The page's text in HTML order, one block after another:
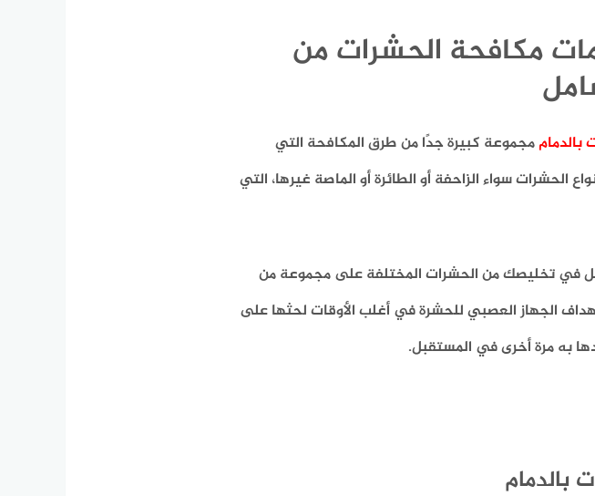
مكافحة الحشرات من
مجموعة كبيرة جدًا من طرق المكافحة التي
سواء الزاحفة أو الطائرة أو الماصة غيرها، التي
في تخليصك من الحشرات المختلفة على مجموعة من
الجهاز العصبي للحشرة في أغلب الأوقات لحثها على
به مرة أخرى في المستقبل.
بالدمام